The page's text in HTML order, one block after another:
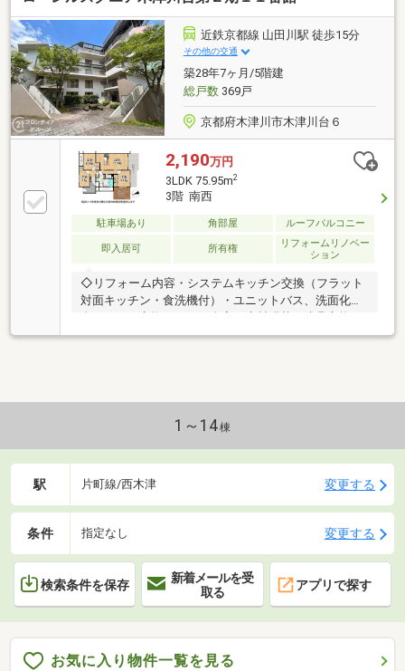
い方のプロ、ファイナンシャルプランナーが資金計画
をサポート！２．買い替えなどにも対応できる売却専
門チームあり！３．たくさんの銀行と繋がりがあるた
め、最も低金利になるように審査が可能！弊社は専門
家同士が連携をとっているため、より多くの知見がご
ざいます。お気軽にお問合せください！
近鉄京都線 山田川駅 徒歩15分
その他の交通
築28年7ヶ月/5階建
総戸数369戸
京都府木津川市木津川台６
2,190万円
3LDK 75.95m2
3階 南西
駐車場あり 角部屋 ルーフバルコニー
即入居可 所有権
リフォームリノベー
ション
◇リフォーム内容・システムキッチン交換（フラット
対面キッチン・食洗機付）・ユニットバス、洗面化粧
台、トイレ交換・クロス全室、床材張替・建具交換・
配管更新・ハウスクリーニング・ペンダントライト設
ーが資金計画をサポート！２．買い替えなどにも対応
できる売却専門チームあり！３．たくさんの銀行と繋
がりがあるため、最も低金利になるように審査が可
1～14棟
駅 片町線/西木津 変更する
条件 指定なし 変更する
検索条件を保存
新着メールを受
取る
アプリで探す
お気に入り物件一覧を見る